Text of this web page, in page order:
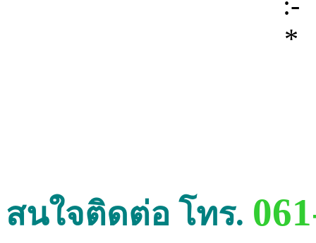
สนใจติดต่อ โทร.